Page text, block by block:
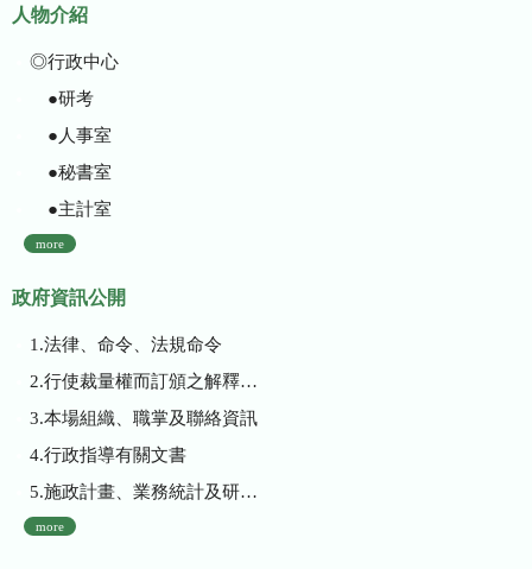
人物介紹
◎行政中心
●研考
●人事室
●秘書室
●主計室
more
政府資訊公開
1.法律、命令、法規命令
2.行使裁量權而訂頒之解釋性規定及裁量基準
3.本場組織、職掌及聯絡資訊
4.行政指導有關文書
5.施政計畫、業務統計及研究報告
more